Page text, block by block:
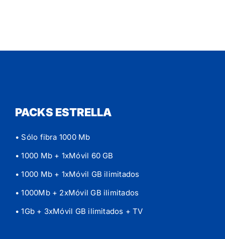
PACKS ESTRELLA
• Sólo fibra 1000 Mb
• 1000 Mb + 1xMóvil 60 GB
• 1000 Mb + 1xMóvil GB ilimitados
• 1000Mb + 2xMóvil GB ilimitados
• 1Gb + 3xMóvil GB ilimitados + TV